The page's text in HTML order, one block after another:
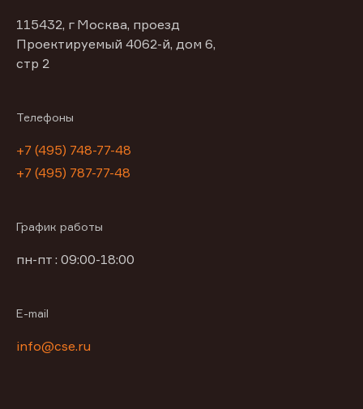
115432, г Москва, проезд
Проектируемый 4062-й, дом 6,
стр 2
Телефоны
+7 (495) 748-77-48
+7 (495) 787-77-48
График работы
пн-пт : 09:00-18:00
E-mail
info@cse.ru